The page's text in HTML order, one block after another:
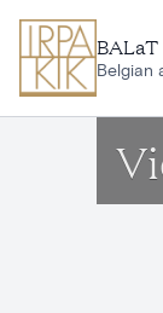
BALaT
Belgian